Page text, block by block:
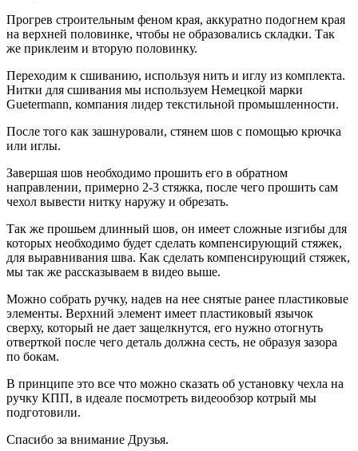
Прогрев строительным феном края, аккуратно подогнем края
на верхней половинке, чтобы не образовались складки. Так
же приклеим и вторую половинку.
Переходим к сшиванию, используя нить и иглу из комплекта.
Нитки для сшивания мы используем Немецкой марки
Guetermann, компания лидер текстильной промышленности.
После того как зашнуровали, стянем шов с помощью крючка
или иглы.
Завершая шов необходимо прошить его в обратном
направлении, примерно 2-3 стяжка, после чего прошить сам
чехол вывести нитку наружу и обрезать.
Так же прошьем длинный шов, он имеет сложные изгибы для
которых необходимо будет сделать компенсирующий стяжек,
для выравнивания шва. Как сделать компенсирующий стяжек,
мы так же рассказываем в видео выше.
Можно собрать ручку, надев на нее снятые ранее пластиковые
элементы. Верхний элемент имеет пластиковый язычок
сверху, который не дает защелкнутся, его нужно отогнуть
отверткой после чего деталь должна сесть, не образуя зазора
по бокам.
В принципе это все что можно сказать об установку чехла на
ручку КПП, в идеале посмотреть видеообзор котрый мы
подготовили.
Спасибо за внимание Друзья.